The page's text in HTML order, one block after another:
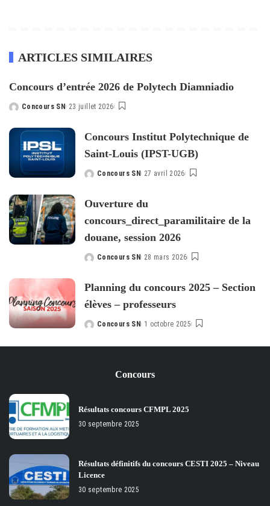
ARTICLES SIMILAIRES
Concours d’entrée 2026 de Polytech Diamniadio
Posted
Concours SN 23 juillet 2026
Concours Institut Polytechnique de
Saint-Louis (IPST-UGB)
Posted
Concours SN 27 avril 2026
Ouverture du
concours_direct_paramilitaire de la
douane, session 2026
Posted
Concours SN 28 mars 2026
Planning du concours 2025 – Section
élèves – professeurs
Posted
Concours SN 1 octobre 2025
Concours
Résultats concours CFMPL 2025
30 septembre 2025
Résultats définitifs du concours CESTI 2025 – Niveau
Licence
30 septembre 2025